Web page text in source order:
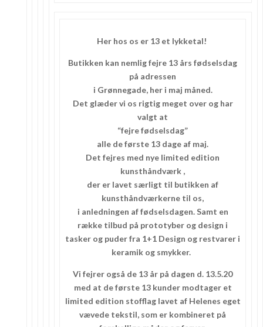
Her hos os er 13 et lykketal!
Butikken kan nemlig fejre 13 års fødselsdag
på adressen
i Grønnegade, her i maj måned.
Det glæder vi os rigtig meget over og har
valgt at
“fejre fødselsdag”
alle de første 13 dage af maj.
Det fejres med nye limited edition
kunsthåndværk ,
der er lavet særligt til butikken af
kunsthåndværkerne til os,
i anledningen af fødselsdagen. Samt en
række tilbud på prototyber og design i
tasker og puder fra 1+1 Design og restvarer i
keramik og smykker.
Vi fejrer også de 13 år på dagen d. 13.5.20
med at de første 13 kunder modtager et
limited edition stofflag lavet af Helenes eget
vævede tekstil, som er kombineret på